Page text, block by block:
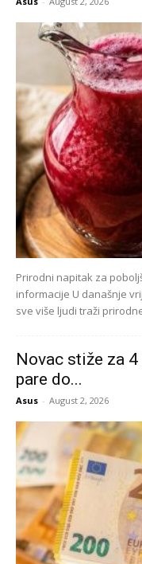
Prirodni napitak za
informacije U današnje
sve više ljudi traži
Novac stiže za
pare do...
Asus - August 2, 2026